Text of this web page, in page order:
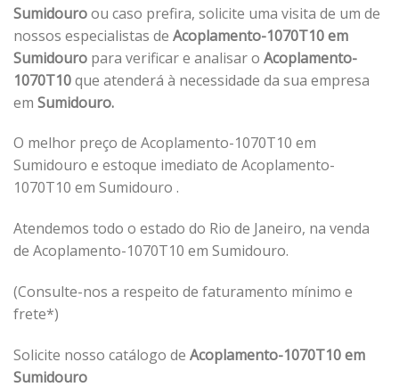
Sumidouroou caso prefira, solicite uma visita de um de
nossos especialistas de Acoplamento-1070T10 em
Sumidouro para verificar e analisar o Acoplamento-
1070T10que atenderá à necessidade da sua empresa
em Sumidouro.
O melhor preço de Acoplamento-1070T10 em
Sumidouro e estoque imediato de Acoplamento-
1070T10 em Sumidouro .
Atendemos todo o estado do Rio de Janeiro, na venda
de Acoplamento-1070T10 em Sumidouro.
(Consulte-nos a respeito de faturamento mínimo e
frete*)
Solicite nosso catálogo de Acoplamento-1070T10 em
Sumidouro